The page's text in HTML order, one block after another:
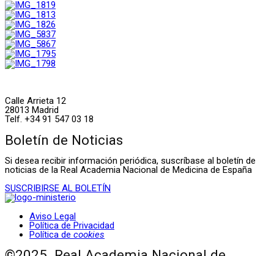
Calle Arrieta 12
28013 Madrid
Telf. +34 91 547 03 18
Boletín de Noticias
Si desea recibir información periódica, suscríbase al boletín de
noticias de la Real Academia Nacional de Medicina de España
SUSCRIBIRSE AL BOLETÍN
Aviso Legal
Política de Privacidad
Política de cookies